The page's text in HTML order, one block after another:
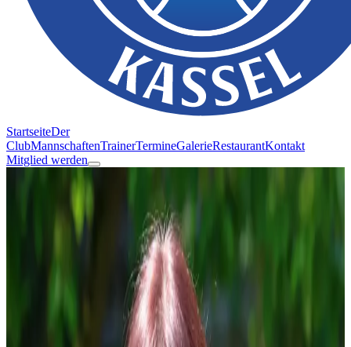
StartseiteDer
ClubMannschaftenTrainerTermineGalerieRestaurantKontakt
Mitglied werden
Menschen, die Blau-Weiss Kassel
gestalten
Unser Vorstand engagiert sich für transparente Kommunikation,
moderne Infrastruktur und ein Clubleben, das alle Mitglieder